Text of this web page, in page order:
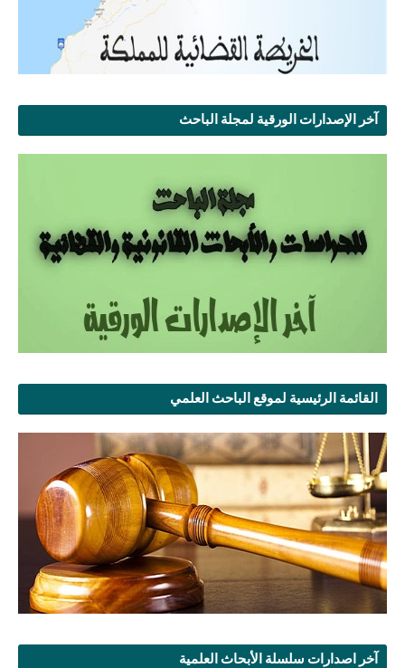
آخر الإصدارات الورقية لمجلة الباحث
القائمة الرئيسية لموقع الباحث العلمي
آخر اصدارات سلسلة الأبحاث العلمية